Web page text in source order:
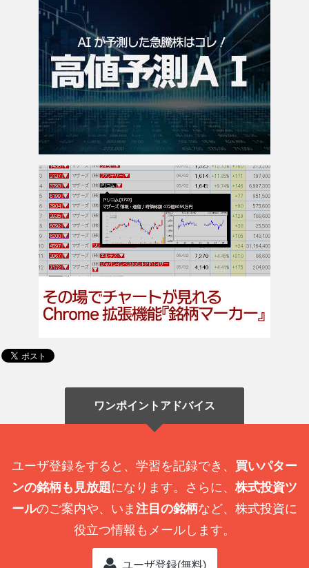
ワンポイントアドバイス
ユーザ登録をすると、学習を記録でき、 買いパター
ンの銘柄も見放題になります。さらに、 株式投資ツ
ールのご案内や、いま 注目の銘柄など、株式投資に
役立つ情報もメールします。
ユーザ登録(無料)